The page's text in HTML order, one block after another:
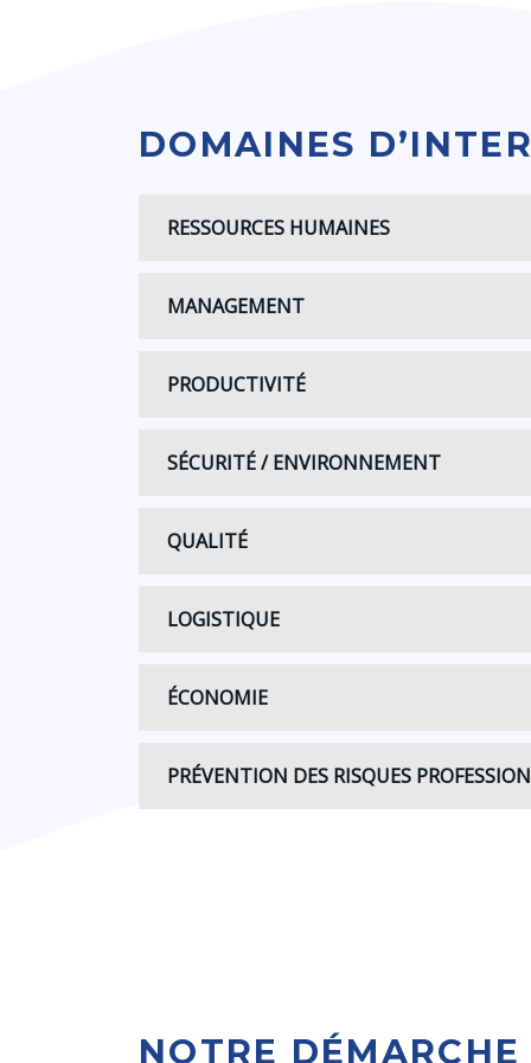
DOMAINES
RESSOURCES HUMAINES
MANAGEMENT
PRODUCTIVITÉ
SÉCURITÉ / ENVIRONNEMENT
QUALITÉ
LOGISTIQUE
ÉCONOMIE
PRÉVENTION DES RISQUES
NOTRE DÉMARCHE